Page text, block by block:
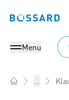
Bossard
Menu
...